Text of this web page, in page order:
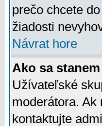
prečo chcete
žiadosti
Návrat hore
Ako sa
Užívateľské
moderátora.
kontaktujte